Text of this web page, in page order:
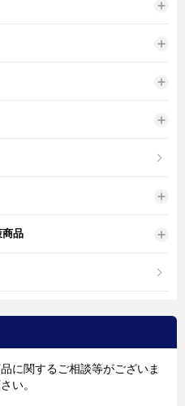
商品
に関するご相談等がございま
い。